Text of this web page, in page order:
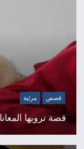
قصص مرئية
قصة ترويها